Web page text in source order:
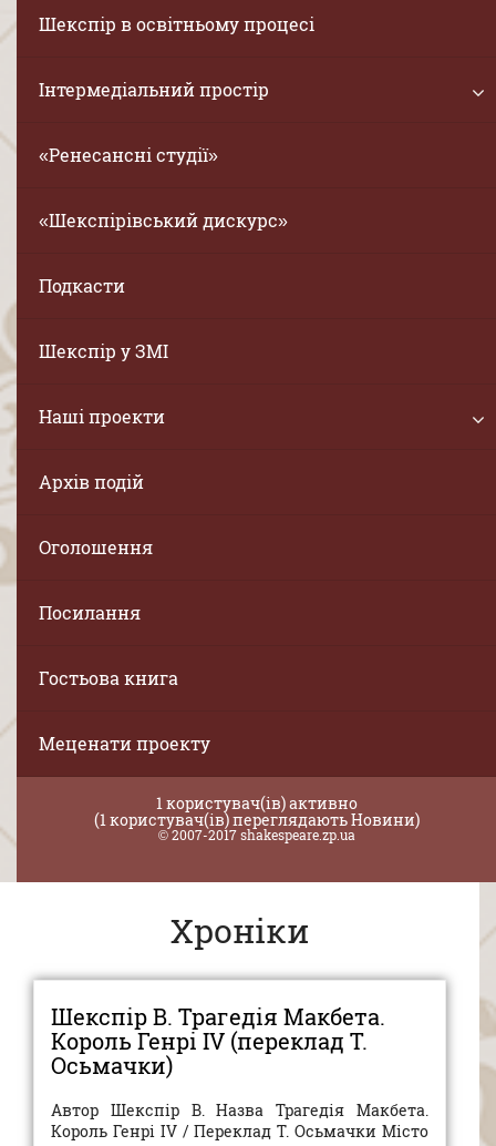
Шекспір в освітньому процесі
Інтермедіальний простір
«Ренесансні студії»
«Шекспірівський дискурс»
Подкасти
Шекспір у ЗМІ
Наші проекти
Архів подій
Оголошення
Посилання
Гостьова книга
Меценати проекту
1 користувач(ів) активно
(1 користувач(ів) переглядають Новини)
© 2007-2017 shakespeare.zp.ua
Хроніки
Шекспір В. Трагедія Макбета.
Король Генрі IV (переклад Т.
Осьмачки)
Автор Шекспір В. Назва Трагедія Макбета.
Король Генрі IV / Переклад Т. Осьмачки Місто